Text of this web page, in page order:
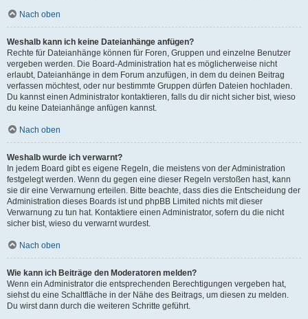
Nach oben
Weshalb kann ich keine Dateianhänge anfügen?
Rechte für Dateianhänge können für Foren, Gruppen und einzelne Benutzer
vergeben werden. Die Board-Administration hat es möglicherweise nicht
erlaubt, Dateianhänge in dem Forum anzufügen, in dem du deinen Beitrag
verfassen möchtest, oder nur bestimmte Gruppen dürfen Dateien hochladen.
Du kannst einen Administrator kontaktieren, falls du dir nicht sicher bist, wieso
du keine Dateianhänge anfügen kannst.
Nach oben
Weshalb wurde ich verwarnt?
In jedem Board gibt es eigene Regeln, die meistens von der Administration
festgelegt werden. Wenn du gegen eine dieser Regeln verstoßen hast, kann
sie dir eine Verwarnung erteilen. Bitte beachte, dass dies die Entscheidung der
Administration dieses Boards ist und phpBB Limited nichts mit dieser
Verwarnung zu tun hat. Kontaktiere einen Administrator, sofern du die nicht
sicher bist, wieso du verwarnt wurdest.
Nach oben
Wie kann ich Beiträge den Moderatoren melden?
Wenn ein Administrator die entsprechenden Berechtigungen vergeben hat,
siehst du eine Schaltfläche in der Nähe des Beitrags, um diesen zu melden.
Du wirst dann durch die weiteren Schritte geführt.